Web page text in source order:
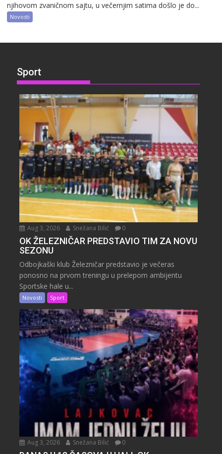
njihovom zvaničnom sajtu, u večernjim satima došlo je do...
Novosti
Sport
Aug 3, 2026 Snežana Bilić 0
OK ŽELEZNIČAR PREDSTAVIO TIM ZA NOVU
SEZONU
Odbojkaški klub Železničar predstavio je večeras
ponosno na prvom treningu u prelepom ambijentu
Sportske hale u...
Novosti Sport
Aug 3, 2026 Snežana Bilić 0